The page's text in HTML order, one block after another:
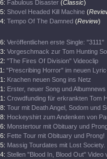
Fabulous Disaster (Classic)
Shovel Headed Kill Machine (
Tempo Of The Damned (Review)
Veröffentlichen erste Single: "3111"
Vorgeschmack zur Tom Hunting
"The Fires Of Division" Videoclip
"Prescribing Horror" im neuen
Krachen neuen Song ins Netz
Erster, neuer Song und Albumnews
Crowdfunding für erkrankten Tom
Tour mit Death Angel, Sodom und
Hockeyshirt zum Andenken von
Monstertour mit Obituary und
Fette Tour mit Obituary und Prong!
Massig Tourdates mit Lost Society.
Stellen "Blood In, Blood Out" Video